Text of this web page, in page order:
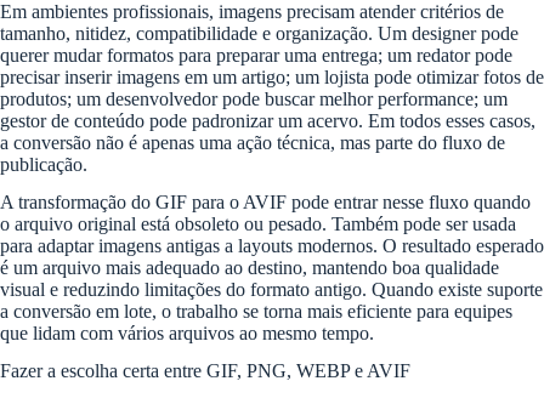
Em ambientes profissionais, imagens precisam atender critérios de
tamanho, nitidez, compatibilidade e organização. Um designer pode
querer mudar formatos para preparar uma entrega; um redator pode
precisar inserir imagens em um artigo; um lojista pode otimizar fotos de
produtos; um desenvolvedor pode buscar melhor performance; um
gestor de conteúdo pode padronizar um acervo. Em todos esses casos,
a conversão não é apenas uma ação técnica, mas parte do fluxo de
publicação.
A transformação do GIF para o AVIF pode entrar nesse fluxo quando
o arquivo original está obsoleto ou pesado. Também pode ser usada
para adaptar imagens antigas a layouts modernos. O resultado esperado
é um arquivo mais adequado ao destino, mantendo boa qualidade
visual e reduzindo limitações do formato antigo. Quando existe suporte
a conversão em lote, o trabalho se torna mais eficiente para equipes
que lidam com vários arquivos ao mesmo tempo.
Fazer a escolha certa entre GIF, PNG, WEBP e AVIF